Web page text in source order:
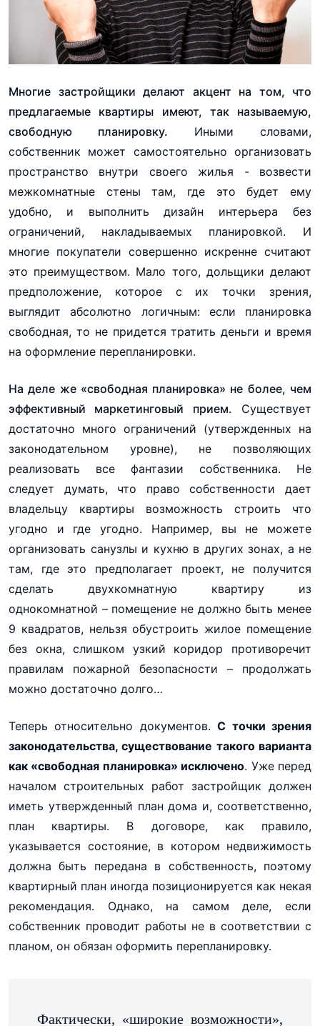
Многие застройщики делают акцент на том, что
предлагаемые квартиры имеют, так называемую,
свободную планировку. Иными словами,
собственник может самостоятельно организовать
пространство внутри своего жилья - возвести
межкомнатные стены там, где это будет ему
удобно, и выполнить дизайн интерьера без
ограничений, накладываемых планировкой. И
многие покупатели совершенно искренне считают
это преимуществом. Мало того, дольщики делают
предположение, которое с их точки зрения,
выглядит абсолютно логичным: если планировка
свободная, то не придется тратить деньги и время
на оформление перепланировки.
На деле же «свободная планировка» не более, чем
эффективный маркетинговый прием. Существует
достаточно много ограничений (утвержденных на
законодательном уровне), не позволяющих
реализовать все фантазии собственника. Не
следует думать, что право собственности дает
владельцу квартиры возможность строить что
угодно и где угодно. Например, вы не можете
организовать санузлы и кухню в других зонах, а не
там, где это предполагает проект, не получится
сделать двухкомнатную квартиру из
однокомнатной – помещение не должно быть менее
9 квадратов, нельзя обустроить жилое помещение
без окна, слишком узкий коридор противоречит
правилам пожарной безопасности – продолжать
можно достаточно долго…
Теперь относительно документов.С точки зрения
законодательства, существование такого варианта
как «свободная планировка» исключено. Уже перед
началом строительных работ застройщик должен
иметь утвержденный план дома и, соответственно,
план квартиры. В договоре, как правило,
указывается состояние, в котором недвижимость
должна быть передана в собственность, поэтому
квартирный план иногда позиционируется как некая
рекомендация. Однако, на самом деле, если
собственник проводит работы не в соответствии с
планом, он обязан оформить перепланировку.
Фактически, «широкие возможности»,